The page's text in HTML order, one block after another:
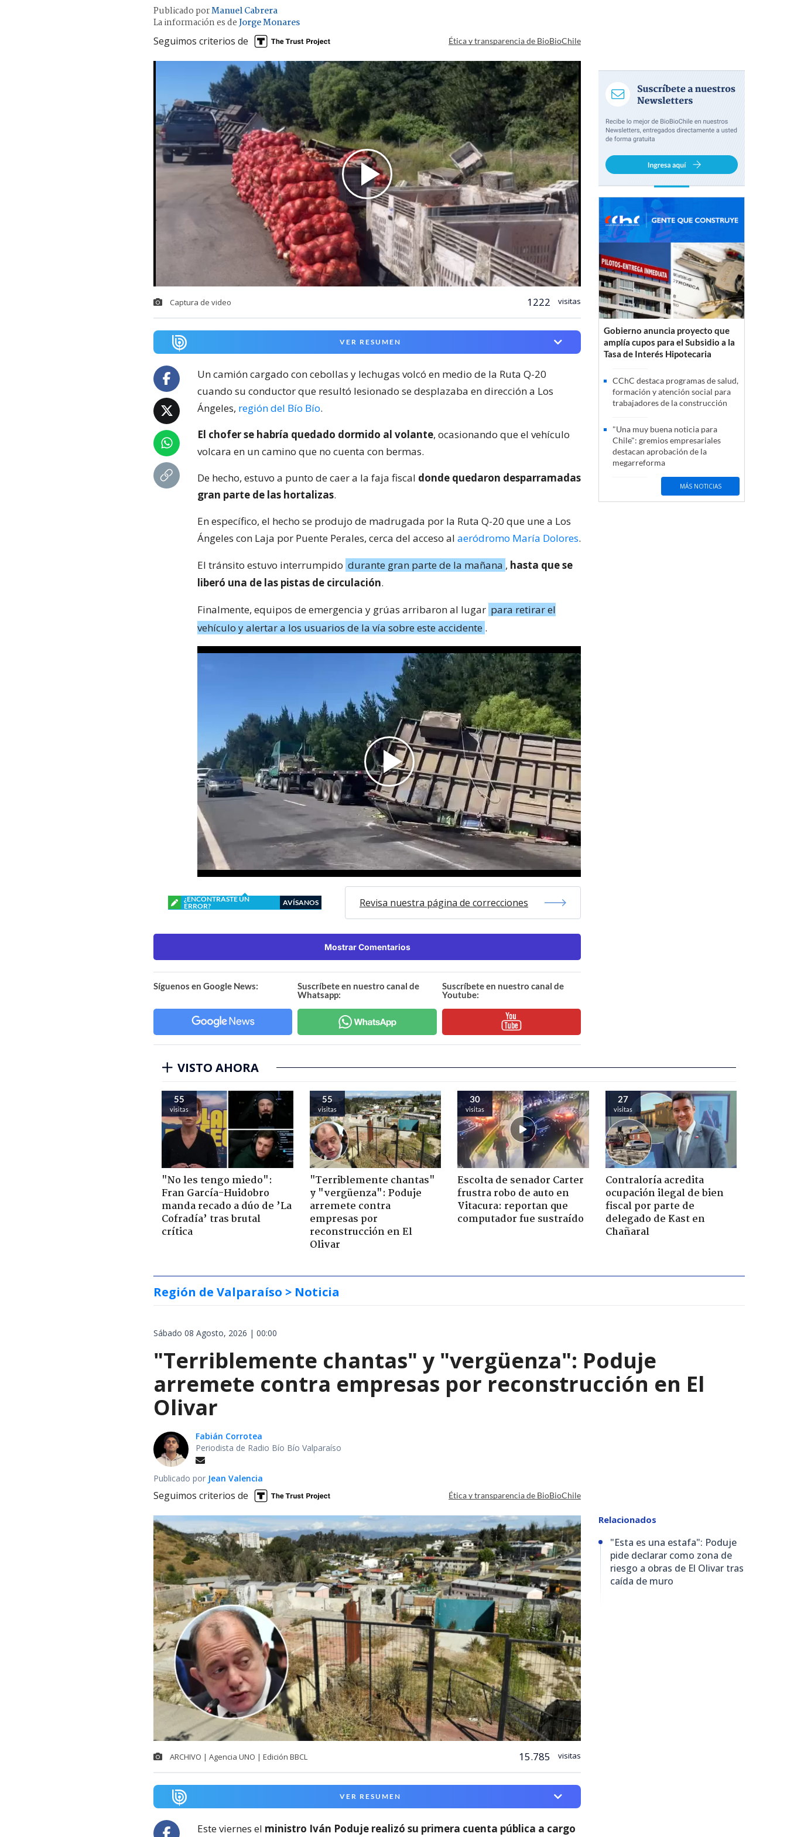
Publicado porManuel Cabrera
La información es deJorge Monares
Seguimos criterios de Ética y transparencia de BioBioChile
Captura de video 1222 visitas
VER RESUMEN
Un camión cargado con cebollas y lechugas volcó en medio de la Ruta Q-20
cuando su conductor que resultó lesionado se desplazaba en dirección a Los
Ángeles, región del Bío Bío.
El chofer se habría quedado dormido al volante, ocasionando que el vehículo
volcara en un camino que no cuenta con bermas.
De hecho, estuvo a punto de caer a la faja fiscal donde quedaron desparramadas
gran parte de las hortalizas.
En específico, el hecho se produjo de madrugada por la Ruta Q-20 que une a Los
Ángeles con Laja por Puente Perales, cerca del acceso al aeródromo María Dolores.
El tránsito estuvo interrumpido durante gran parte de la mañana , hasta que se
liberó una de las pistas de circulación.
Finalmente, equipos de emergencia y grúas arribaron al lugar para retirar el
vehículo y alertar a los usuarios de la vía sobre este accidente .
¿ENCONTRASTE UN
ERROR?
AVÍSANOS Revisa nuestra página de correcciones
Mostrar Comentarios
Síguenos en Google News:
Suscríbete en nuestro canal de
Whatsapp:
Suscríbete en nuestro canal de
Youtube:
Gobierno anuncia proyecto que
amplía cupos para el Subsidio a la
Tasa de Interés Hipotecaria
CChC destaca programas de salud,
formación y atención social para
trabajadores de la construcción
"Una muy buena noticia para
Chile": gremios empresariales
destacan aprobación de la
megarreforma
MÁS NOTICIAS
VISTO AHORA
55
visitas
"No les tengo miedo":
Fran García-Huidobro
manda recado a dúo de ’La
Cofradía’ tras brutal
crítica
55
visitas
"Terriblemente chantas"
y "vergüenza": Poduje
arremete contra
empresas por
reconstrucción en El
Olivar
30
visitas
Escolta de senador Carter
frustra robo de auto en
Vitacura: reportan que
computador fue sustraído
27
visitas
Contraloría acredita
ocupación ilegal de bien
fiscal por parte de
delegado de Kast en
Chañaral
Región de Valparaíso > Noticia
Sábado 08 Agosto, 2026 | 00:00
"Terriblemente chantas" y "vergüenza": Poduje
arremete contra empresas por reconstrucción en El
Olivar
Fabián Corrotea
Periodista de Radio Bío Bío Valparaíso
Publicado por Jean Valencia
Seguimos criterios de Ética y transparencia de BioBioChile
ARCHIVO | Agencia UNO | Edición BBCL 15.785 visitas
VER RESUMEN
Este viernes el ministro Iván Poduje realizó su primera cuenta pública a cargo
Relacionados
"Esta es una estafa": Poduje
pide declarar como zona de
riesgo a obras de El Olivar tras
caída de muro